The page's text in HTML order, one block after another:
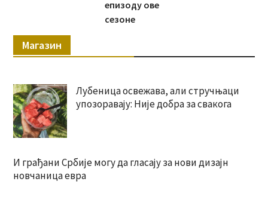
епизоду ове
сезоне
Магазин
Лубеница освежава, али стручњаци
упозоравају: Није добра за свакога
И грађани Србије могу да гласају за нови дизајн
новчаница евра